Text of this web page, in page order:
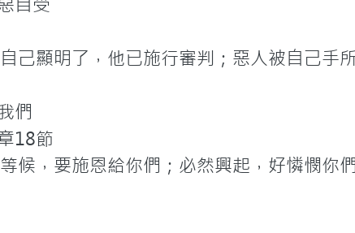
自受
己顯明了，他已施行審判；惡人被自己手
們
18節
候，要施恩給你們；必然興起，好憐憫你